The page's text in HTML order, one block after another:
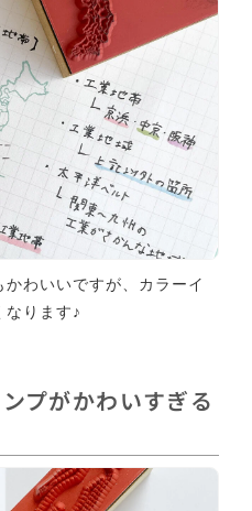
わいいですが、カラーイ
なります♪
プがかわいすぎる